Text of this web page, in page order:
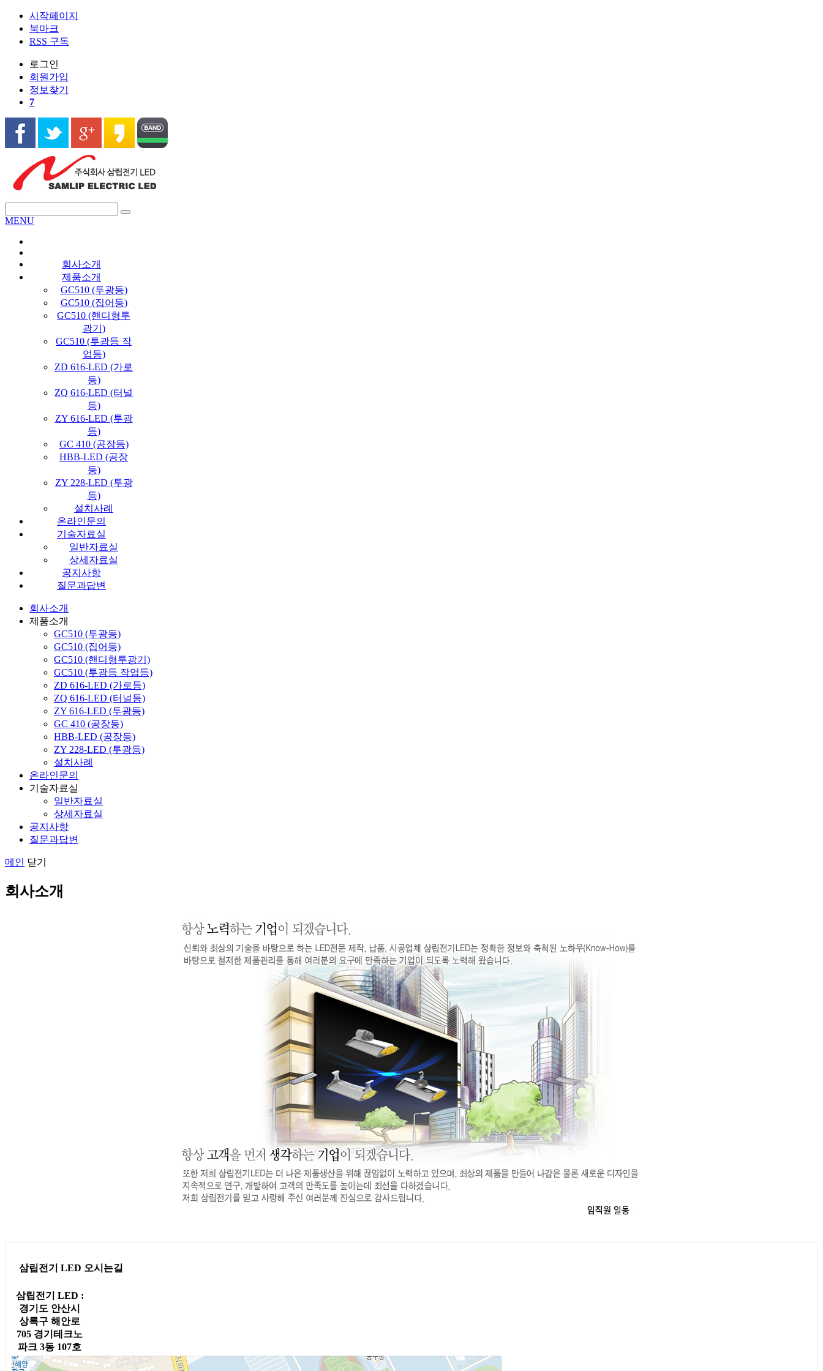
시작페이지
북마크
RSS 구독
로그인
회원 가입
정보찾기
7
MENU
회사소개
제품소개
GC510 (투광등)
GC510 (집어등)
GC510 (핸디형투
광기)
GC510 (투광등 작
업등)
ZD 616-LED (가로
등)
ZQ 616-LED (터널
등)
ZY 616-LED (투광
등)
GC 410 (공장등)
HBB-LED (공장
등)
ZY 228-LED (투광
등)
설치사례
온라인문의
기술자료실
일반자료실
상세자료실
공지사항
질문과답변
회사소개
제품소개
GC510 (투광등)
GC510 (집어등)
GC510 (핸디형투광기)
GC510 (투광등 작업등)
ZD 616-LED (가로등)
ZQ 616-LED (터널등)
ZY 616-LED (투광등)
GC 410 (공장등)
HBB-LED (공장등)
ZY 228-LED (투광등)
설치사례
온라인문의
기술자료실
일반자료실
상세자료실
공지사항
질문과답변
메인 닫기
회사소개
삼립전기 LED 오시는길
삼립전기 LED :
경기도 안산시
상록구 해안로
705 경기테크노
파크 3동 107호